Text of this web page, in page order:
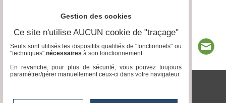
tvlocale.fr
Gestion des cookies
Ce site n'utilise AUCUN cookie de "traçage"
Seuls sont utilisés les dispositifs qualifiés de "fonctionnels" ou
"techniques" nécessaires à son fonctionnement..
En revanche, pour plus de sécurité, vous pouvez toujours
paramétrer/gérer manuellement ceux-ci dans votre navigateur.